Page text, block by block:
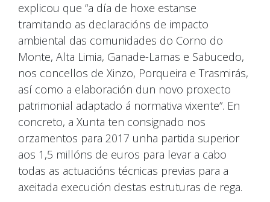
explicou que “a día de hoxe estanse
tramitando as declaracións de impacto
ambiental das comunidades do Corno do
Monte, Alta Limia, Ganade-Lamas e Sabucedo,
nos concellos de Xinzo, Porqueira e Trasmirás,
así como a elaboración dun novo proxecto
patrimonial adaptado á normativa vixente”. En
concreto, a Xunta ten consignado nos
orzamentos para 2017 unha partida superior
aos 1,5 millóns de euros para levar a cabo
todas as actuacións técnicas previas para a
axeitada execución destas estruturas de rega.